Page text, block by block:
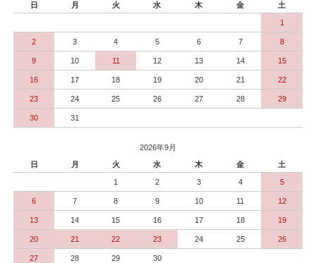
日
月 火 水 木 金 土
1
2 3 4 5 6 7 8
9 10 11 12 13 14 15
16 17 18 19 20 21 22
23 24 25 26 27 28 29
30 31
2026年9月
日
月 火 水 木 金 土
1 2 3 4 5
6 7 8 9 10 11 12
13 14 15 16 17 18 19
20 21 22 23 24 25 26
27 28 29 30